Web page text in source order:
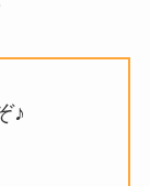
♪